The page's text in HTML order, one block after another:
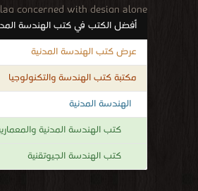
concerned with design alone.
كتب الهندسة المدنية مجاني
أفضل الكتب في كتب الهندسة
عرض كتب الهندسة المدنية
مكتبة كتب الهندسة والتكنولوجيا
الهندسة المدنية
كتب الهندسة المدنية
كتب الهندسة الجيوتقنية